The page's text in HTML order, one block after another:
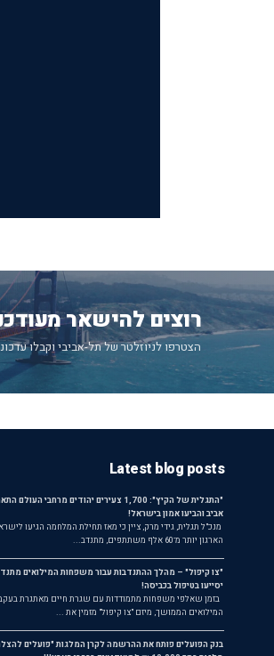
רוצים להישאר
הצטרפו לניוזלטר של תל-אביבי וקבלו
Latest blog posts
"התגלית של הקיץ": 1,700 צעירים יהודים מרחבי
אביב והביעו אמון בישראל!
מנכ"ל תגלית, גידי מרק, ציין כי מאז תחילת המלחמה הגיעו
הארגון יותר מ־60 אלף משתתפים, מתנדב...
"צו קיפול" – מהלך ההתנדבות עבור משפחות המילואים
יסייעו בטיפול בכביסה!
בזמן שאלפי משפחות מתמודדות עם שגרת חיים מאתגרת
המילואים הממושך, מיזם "צו קיפול" מזמין את ...